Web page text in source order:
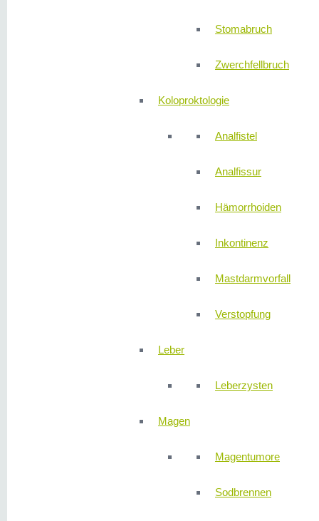
Stomabruch
Zwerchfellbruch
Koloproktologie
Analfistel
Analfissur
Hämorrhoiden
Inkontinenz
Mastdarmvorfall
Verstopfung
Leber
Leberzysten
Magen
Magentumore
Sodbrennen